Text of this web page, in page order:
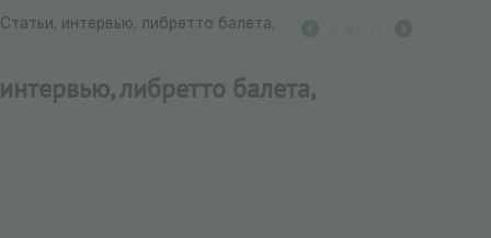
интервью, либретто балета,
либретто балета,